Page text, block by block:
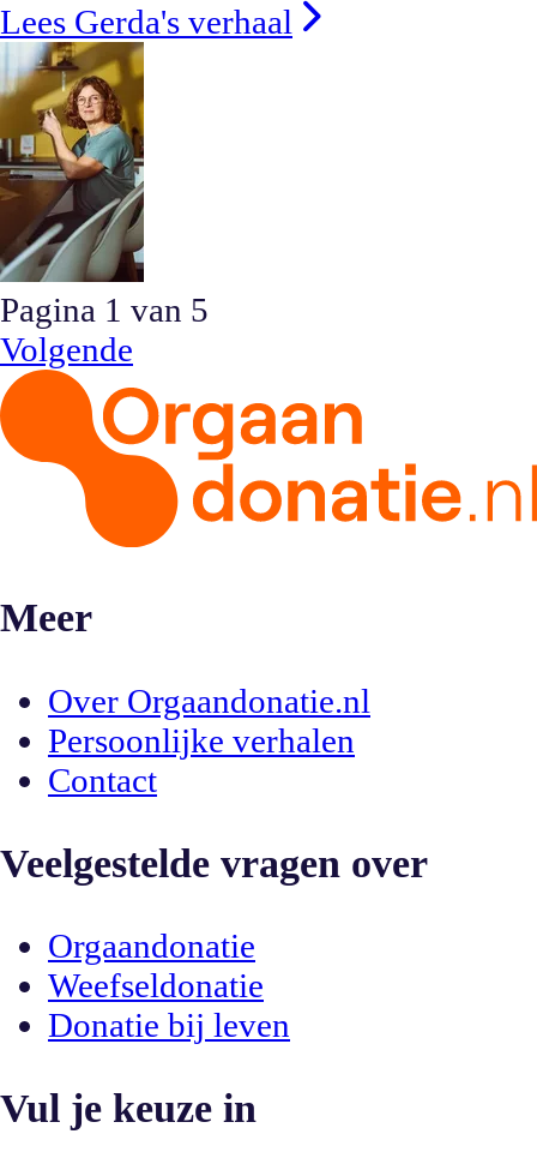
Lees Gerda's verhaal
Pagina 1 van 5
Volgende
Meer
Over Orgaandonatie.nl
Persoonlijke verhalen
Contact
Veelgestelde vragen over
Orgaandonatie
Weefseldonatie
Donatie bij leven
Vul je keuze in